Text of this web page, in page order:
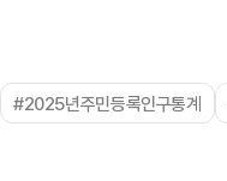
#2025년주민등록인구통계